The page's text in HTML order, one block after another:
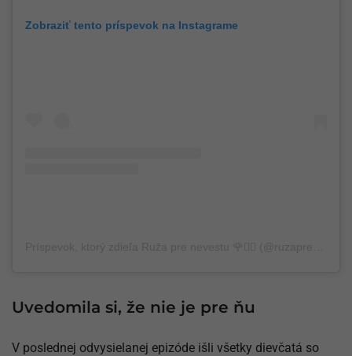
Zobraziť tento príspevok na Instagrame
Uvedomila si, že nie je pre ňu
V poslednej odvysielanej epizóde išli všetky dievčatá so